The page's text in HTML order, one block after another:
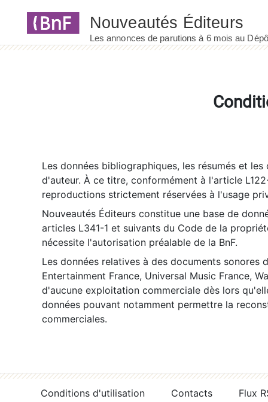
Les données bibliographiques, les résumés et
d'auteur. À ce titre, conformément à l'article
reproductions strictement réservées à l'usage
Nouveautés Éditeurs constitue une base de
articles L341-1 et suivants du Code de la
nécessite l'autorisation préalable de la BnF.
Les données relatives à des documents sonores
Entertainment France, Universal Music France,
d'aucune exploitation commerciale dès lors
données pouvant notamment permettre la
commerciales.
Conditions d'utilisation Contacts
Flux